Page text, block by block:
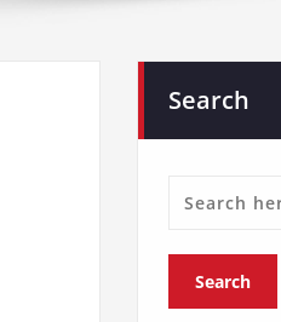
Search